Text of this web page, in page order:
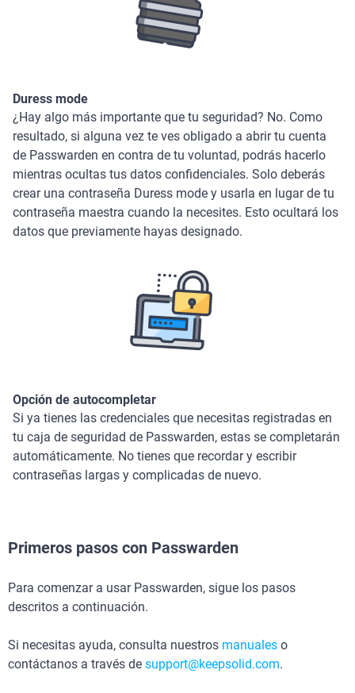
Duress mode
¿Hay algo más importante que tu seguridad? No. Como
resultado, si alguna vez te ves obligado a abrir tu cuenta
de Passwarden en contra de tu voluntad, podrás hacerlo
mientras ocultas tus datos confidenciales. Solo deberás
crear una contraseña Duress mode y usarla en lugar de tu
contraseña maestra cuando la necesites. Esto ocultará los
datos que previamente hayas designado.
Opción de autocompletar
Si ya tienes las credenciales que necesitas registradas en
tu caja de seguridad de Passwarden, estas se completarán
automáticamente. No tienes que recordar y escribir
contraseñas largas y complicadas de nuevo.
Primeros pasos con Passwarden
Para comenzar a usar Passwarden, sigue los pasos
descritos a continuación.
Si necesitas ayuda, consulta nuestros manuales o
contáctanos a través de support@keepsolid.com.